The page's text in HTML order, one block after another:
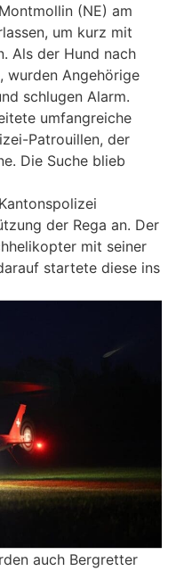
(NE) am
um kurz mit
Als der Hund nach
wurden Angehörige
schlugen Alarm.
umfangreiche
Patrouillen, der
Die Suche blieb
der Rega an. Der
mit seiner
startete diese ins
auch Bergretter